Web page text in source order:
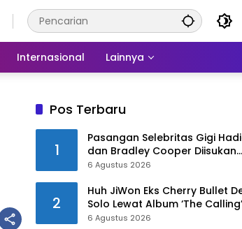
Internasional Lainnya
Pos Terbaru
1
Pasangan Selebritas Gigi
dan Bradley Cooper Diisukan
Menikah di Paris
6 Agustus 2026
2
Huh JiWon Eks Cherry Bullet
Solo Lewat Album ‘The Calling’
6 Agustus 2026